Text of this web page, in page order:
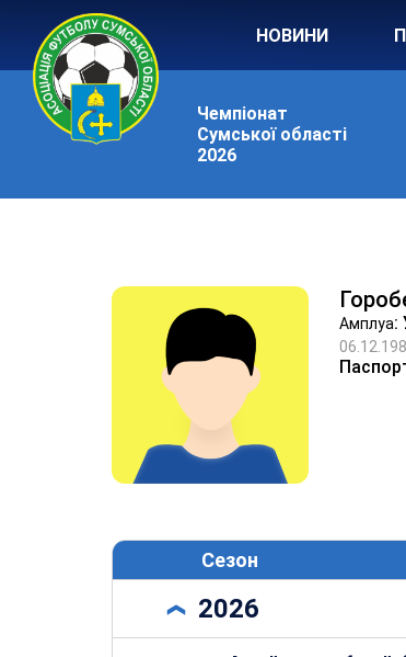
НОВИНИ
Чемпіонат
Сумської області
2026
Амплуа:
Сезон
2026